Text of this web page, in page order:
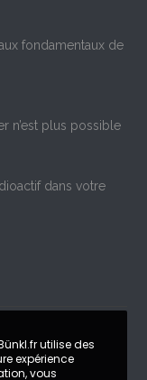
fondamentaux de
n’est plus possible
dans votre
utilise des
expérience
vous